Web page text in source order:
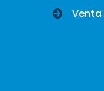
Venta